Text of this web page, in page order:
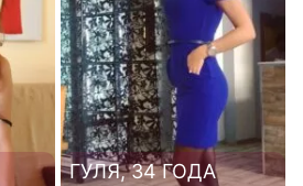
ГУЛЯ, 34 ГОДА